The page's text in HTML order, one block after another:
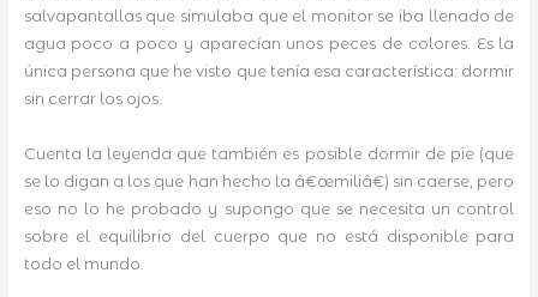
salvapantallas que simulaba que el monitor se iba llenado de
agua poco a poco y aparecían unos peces de colores. Es la
única persona que he visto que tenía esa característica: dormir
sin cerrar los ojos.
Cuenta la leyenda que también es posible dormir de pie (que
se lo digan a los que han hecho la â€œmiliâ€) sin caerse, pero
eso no lo he probado y supongo que se necesita un control
sobre el equilibrio del cuerpo que no está disponible para
todo el mundo.